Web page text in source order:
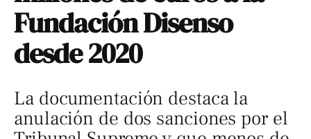
Fundación Disenso
desde 2020
La documentación destaca la
anulación de dos sanciones por el